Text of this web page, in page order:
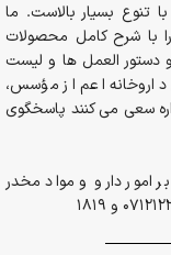
تنوع بسیار بالاست. ما
با شرح کامل محصولات
دستور العمل ها و لیست
داروخانه اعم از مؤسس،
سعی می کنند پاسخگوی
دارو و مواد مخدر